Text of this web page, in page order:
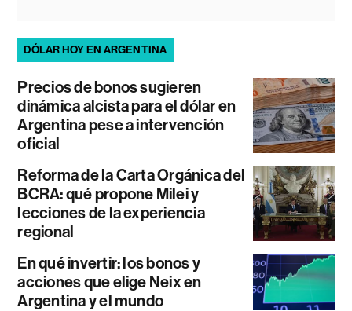
DÓLAR HOY EN ARGENTINA
Precios de bonos sugieren
dinámica alcista para el dólar en
Argentina pese a intervención
oficial
Reforma de la Carta Orgánica del
BCRA: qué propone Milei y
lecciones de la experiencia
regional
En qué invertir: los bonos y
acciones que elige Neix en
Argentina y el mundo